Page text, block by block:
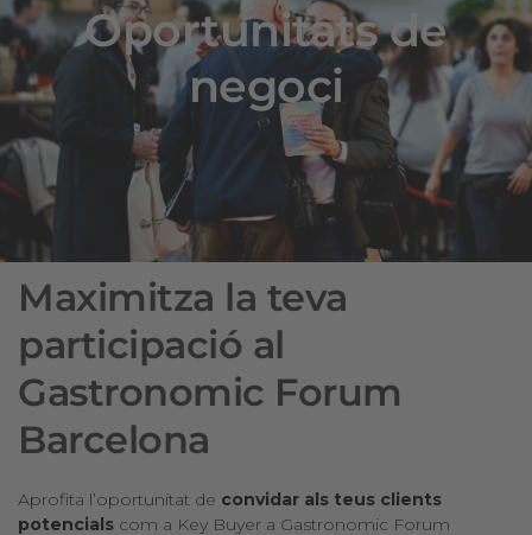
Oportunitats de
negoci
Maximitza la teva
participació al
Gastronomic Forum
Barcelona
Aprofita l’oportunitat de convidar als teus clients
potencials com a Key Buyer a Gastronomic Forum